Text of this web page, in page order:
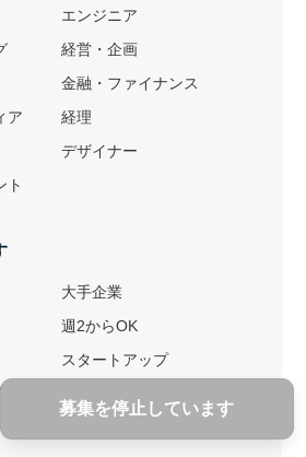
募集を停止しています
エンジニア
経営・企画
金融・ファイナンス
ア 経理
デザイナー
ト
大手企業
週2からOK
スタートアップ